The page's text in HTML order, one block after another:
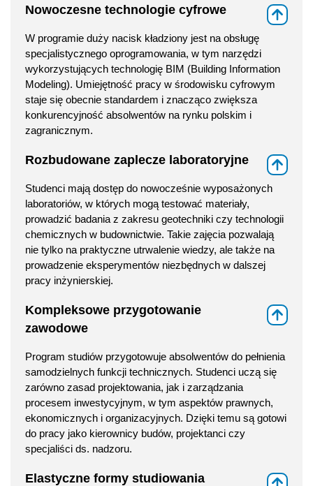
Nowoczesne technologie cyfrowe
W programie duży nacisk kładziony jest na obsługę
specjalistycznego oprogramowania, w tym narzędzi
wykorzystujących technologię BIM (Building Information
Modeling). Umiejętność pracy w środowisku cyfrowym
staje się obecnie standardem i znacząco zwiększa
konkurencyjność absolwentów na rynku polskim i
zagranicznym.
Rozbudowane zaplecze laboratoryjne
Studenci mają dostęp do nowocześnie wyposażonych
laboratoriów, w których mogą testować materiały,
prowadzić badania z zakresu geotechniki czy technologii
chemicznych w budownictwie. Takie zajęcia pozwalają
nie tylko na praktyczne utrwalenie wiedzy, ale także na
prowadzenie eksperymentów niezbędnych w dalszej
pracy inżynierskiej.
Kompleksowe przygotowanie
zawodowe
Program studiów przygotowuje absolwentów do pełnienia
samodzielnych funkcji technicznych. Studenci uczą się
zarówno zasad projektowania, jak i zarządzania
procesem inwestycyjnym, w tym aspektów prawnych,
ekonomicznych i organizacyjnych. Dzięki temu są gotowi
do pracy jako kierownicy budów, projektanci czy
specjaliści ds. nadzoru.
Elastyczne formy studiowania